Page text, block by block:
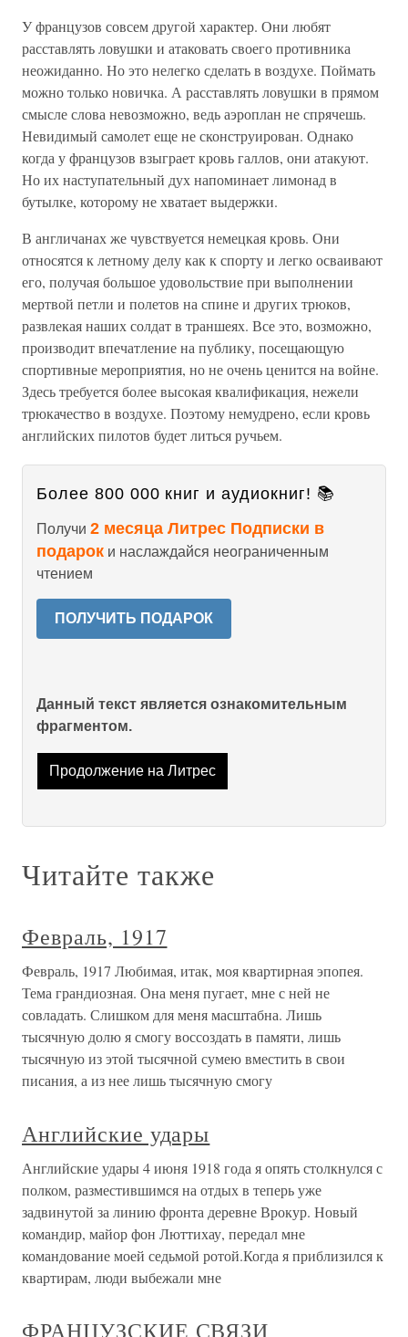
У французов совсем другой характер. Они любят
расставлять ловушки и атаковать своего противника
неожиданно. Но это нелегко сделать в воздухе. Поймать
можно только новичка. А расставлять ловушки в прямом
смысле слова невозможно, ведь аэроплан не спрячешь.
Невидимый самолет еще не сконструирован. Однако
когда у французов взыграет кровь галлов, они атакуют.
Но их наступательный дух напоминает лимонад в
бутылке, которому не хватает выдержки.
В англичанах же чувствуется немецкая кровь. Они
относятся к летному делу как к спорту и легко осваивают
его, получая большое удовольствие при выполнении
мертвой петли и полетов на спине и других трюков,
развлекая наших солдат в траншеях. Все это, возможно,
производит впечатление на публику, посещающую
спортивные мероприятия, но не очень ценится на войне.
Здесь требуется более высокая квалификация, нежели
трюкачество в воздухе. Поэтому немудрено, если кровь
английских пилотов будет литься ручьем.
Более 800 000 книг и аудиокниг! 📚
Получи 2 месяца Литрес Подписки в
подарок и наслаждайся неограниченным
чтением
ПОЛУЧИТЬ ПОДАРОК
Данный текст является ознакомительным
фрагментом.
Продолжение на Литрес
Читайте также
Февраль, 1917
Февраль, 1917 Любимая, итак, моя квартирная эпопея.
Тема грандиозная. Она меня пугает, мне с ней не
совладать. Слишком для меня масштабна. Лишь
тысячную долю я смогу воссоздать в памяти, лишь
тысячную из этой тысячной сумею вместить в свои
писания, а из нее лишь тысячную смогу
Английские удары
Английские удары 4 июня 1918 года я опять столкнулся с
полком, разместившимся на отдых в теперь уже
задвинутой за линию фронта деревне Врокур. Новый
командир, майор фон Люттихау, передал мне
командование моей седьмой ротой.Когда я приблизился к
квартирам, люди выбежали мне
ФРАНЦУЗСКИЕ СВЯЗИ